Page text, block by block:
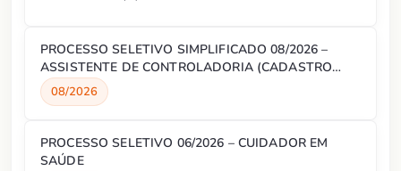
PROCESSO SELETIVO SIMPLIFICADO 08/2026 –
ASSISTENTE DE CONTROLADORIA (CADASTRO
RESERVA)
08/2026
PROCESSO SELETIVO 06/2026 – CUIDADOR EM
SAÚDE